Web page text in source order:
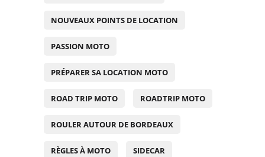
NOUVEAUX POINTS DE LOCATION
PASSION MOTO
PRÉPARER SA LOCATION MOTO
ROAD TRIP MOTO ROADTRIP MOTO
ROULER AUTOUR DE BORDEAUX
RÈGLES À MOTO SIDECAR